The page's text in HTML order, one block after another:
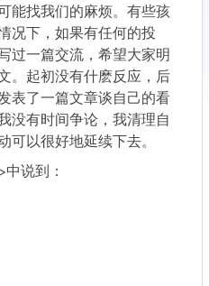
能找我们的麻烦。有些孩
况下，如果有任何的投
过一篇交流，希望大家明
。起初没有什麽反应，后
表了一篇文章谈自己的看
没有时间争论，我清理自
可以很好地延续下去。
说到：